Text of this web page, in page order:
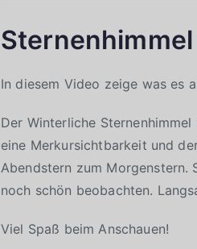
In diesem Video zeige was es
Der Winterliche
eine Merkursichtbarkeit und
Abendstern zum Morgenstern.
noch schön beobachten.
Viel Spaß beim Anschauen!